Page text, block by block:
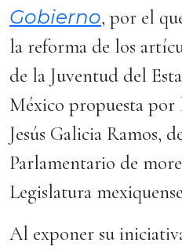
Gobierno, por el
la reforma de los
de la Juventud del
México propuesta
Jesús Galicia Ramos,
Parlamentario de
Legislatura
Al exponer su